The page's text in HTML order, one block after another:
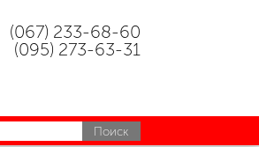
(067) 233-68-60
(095) 273-63-31